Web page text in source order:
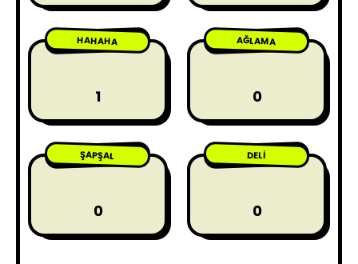
HAHAHA
1
AĞLAMA
0
ŞAPŞAL
0
DELI
0